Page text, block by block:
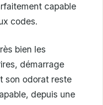
capable
codes.
bien les
démarrage
son odorat reste
depuis une